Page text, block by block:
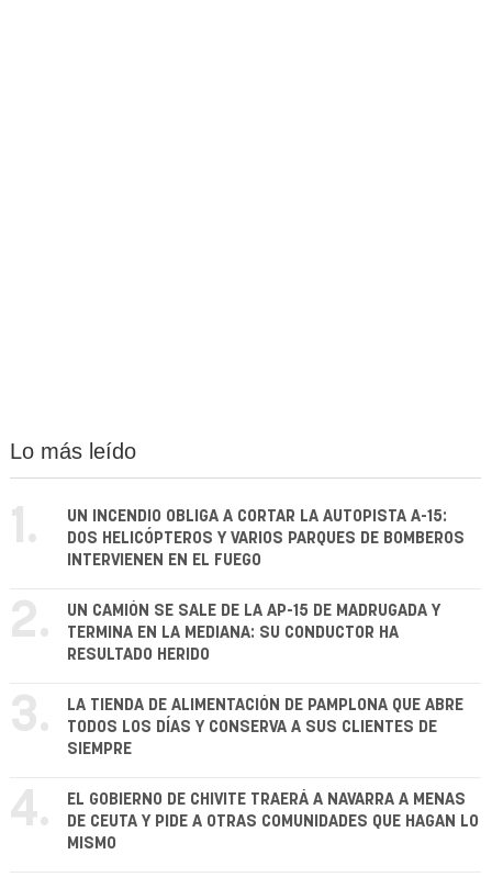
Lo más leído
1.
UN INCENDIO OBLIGA A CORTAR LA AUTOPISTA A-15:
DOS HELICÓPTEROS Y VARIOS PARQUES DE BOMBEROS
INTERVIENEN EN EL FUEGO
2.
UN CAMIÓN SE SALE DE LA AP-15 DE MADRUGADA Y
TERMINA EN LA MEDIANA: SU CONDUCTOR HA
RESULTADO HERIDO
3.
LA TIENDA DE ALIMENTACIÓN DE PAMPLONA QUE ABRE
TODOS LOS DÍAS Y CONSERVA A SUS CLIENTES DE
SIEMPRE
4.
EL GOBIERNO DE CHIVITE TRAERÁ A NAVARRA A MENAS
DE CEUTA Y PIDE A OTRAS COMUNIDADES QUE HAGAN LO
MISMO